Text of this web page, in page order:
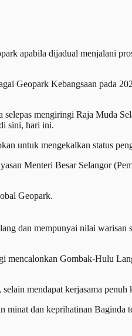
apabila dijadual menjalani
Geopark Kebangsaan pada
selepas mengiringi Raja Muda
sini, hari ini.
untuk mengekalkan status
Menteri Besar Selangor
Geopark.
dan mempunyai nilai warisan
mencalonkan Gombak-Hulu
mendapat kerjasama penuh
dan keprihatinan Baginda